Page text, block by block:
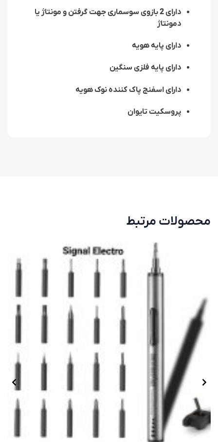
دارای2بازوی سوسماری جهت گرفتن و مونتاژ یا
دمونتاژ
دارای پایه هویه
دارای پایه فلزی سنگین
دارای اسفنج پاک کننده نوک هویه
پروسکیت تایوان
محصولات مرتبط